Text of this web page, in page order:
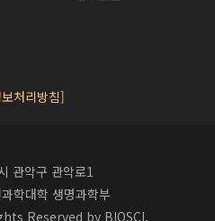
처리방침]
관악구 관악로1
학대학 생명과학부
Reserved by BIOSCI.